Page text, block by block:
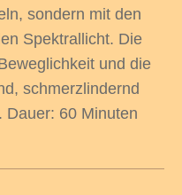
sondern mit den
Spektrallicht. Die
und die
schmerzlindernd
60 Minuten